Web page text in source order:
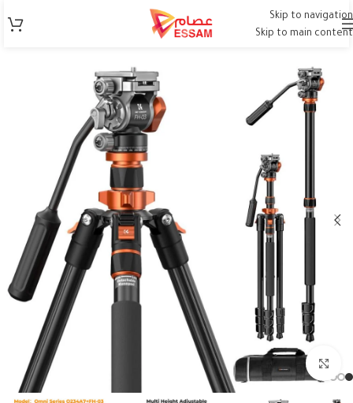
Skip to navigation
Skip to main content
Click to enlarge